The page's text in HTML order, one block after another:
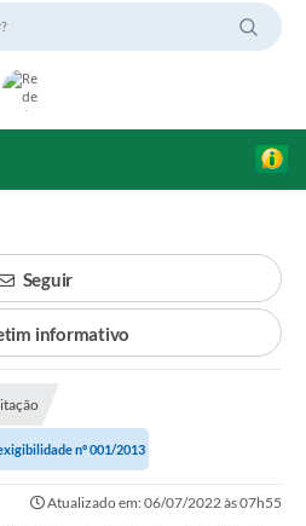
Seguir
informativo
nº 001/2013
Atualizado em: 06/07/2022 às 07h55